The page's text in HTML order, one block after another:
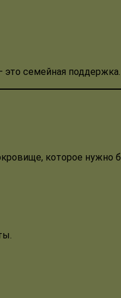
это семейная поддержка.
которое нужно